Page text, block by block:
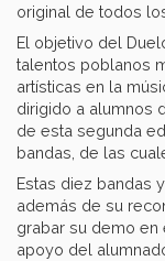
original de todos
El objetivo del
talentos poblanos
artísticas en la
dirigido a alumnos
de esta segunda
bandas, de las
Estas diez bandas
además de su
grabar su demo
apoyo del